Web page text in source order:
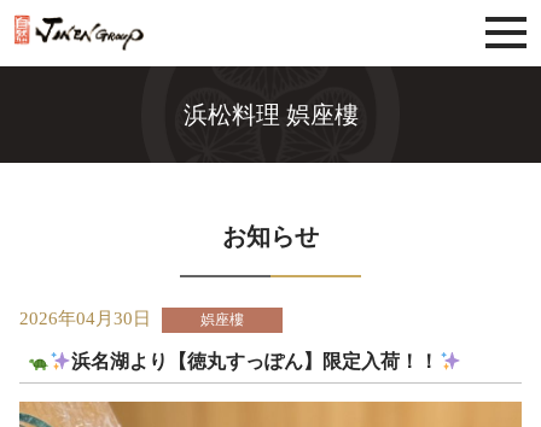
浜松料理 娯座樓
お知らせ
2026年04月30日 娯座樓
浜名湖より【徳丸すっぽん】限定入荷！！